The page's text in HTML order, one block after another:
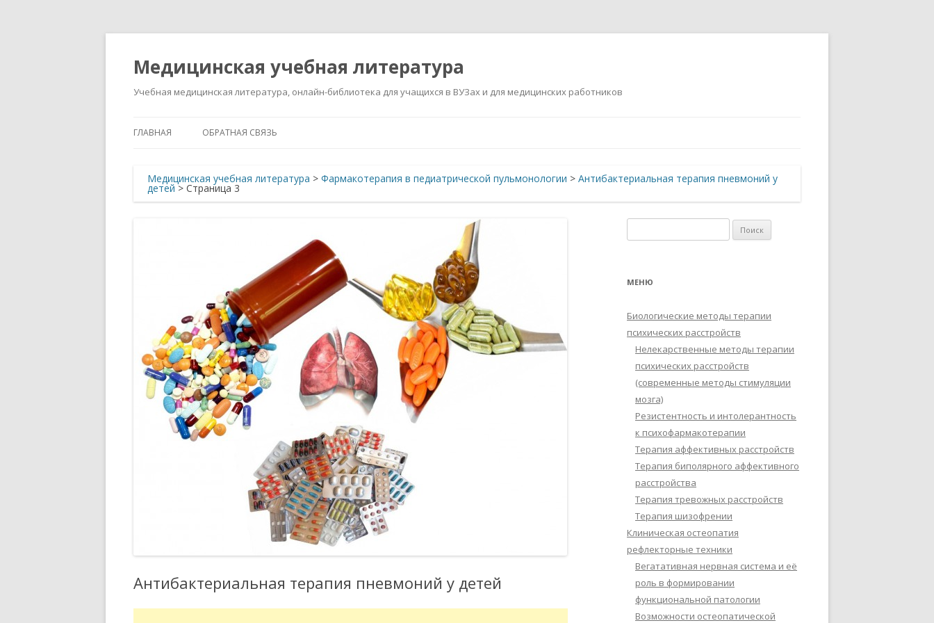
Медицинская учебная литература
Учебная медицинская литература, онлайн-библиотека для учащихся в ВУЗах и для медицинских работников
ГЛАВНАЯ ОБРАТНАЯ СВЯЗЬ
Медицинская учебная литература > Фармакотерапия в педиатрической пульмонологии > Антибактериальная терапия пневмоний у
детей > Страница 3
Антибактериальная терапия пневмоний у детей
МЕНЮ
Биологические методы терапии
психических расстройств
Нелекарственные методы терапии
психических расстройств
(современные методы стимуляции
мозга)
Резистентность и интолерантность
к психофармакотерапии
Терапия аффективных расстройств
Терапия биполярного аффективного
расстройства
Терапия тревожных расстройств
Терапия шизофрении
Клиническая остеопатия
рефлекторные техники
Вегатативная нервная система и её
роль в формировании
функциональной патологии
Возможности остеопатической